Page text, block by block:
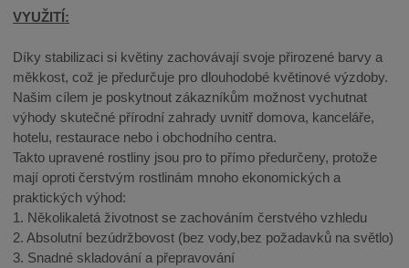
VYUŽITÍ:
Díky stabilizaci si květiny zachovávají svoje přirozené barvy a
měkkost, což je předurčuje pro dlouhodobé květinové výzdoby.
Našim cílem je poskytnout zákazníkům možnost vychutnat
výhody skutečné přírodní zahrady uvnitř domova, kanceláře,
hotelu, restaurace nebo i obchodního centra.
Takto upravené rostliny jsou pro to přímo předurčeny, protože
mají oproti čerstvým rostlinám mnoho ekonomických a
praktických výhod:
1. Několikaletá životnost se zachováním čerstvého vzhledu
2. Absolutní bezúdržbovost (bez vody,bez požadavků na světlo)
3. Snadné skladování a přepravování